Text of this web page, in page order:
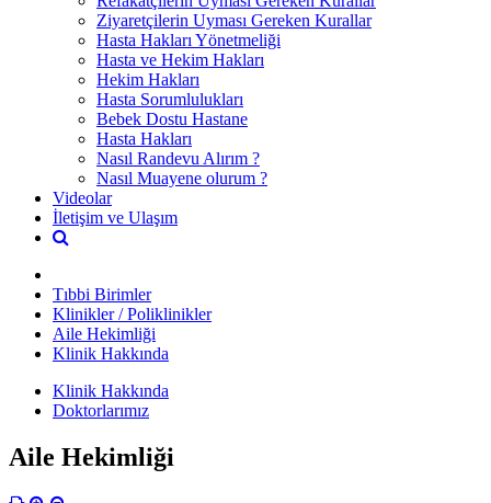
Ziyaretçilerin Uyması Gereken Kurallar
Hasta Hakları Yönetmeliği
Hasta ve Hekim Hakları
Hekim Hakları
Hasta Sorumlulukları
Bebek Dostu Hastane
Hasta Hakları
Nasıl Randevu Alırım ?
Nasıl Muayene olurum ?
Videolar
İletişim ve Ulaşım
Tıbbi Birimler
Klinikler / Poliklinikler
Aile Hekimliği
Klinik Hakkında
Klinik Hakkında
Doktorlarımız
Aile Hekimliği